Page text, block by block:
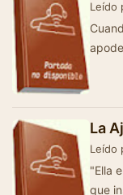
Leído
La
Leído
"Ella
que